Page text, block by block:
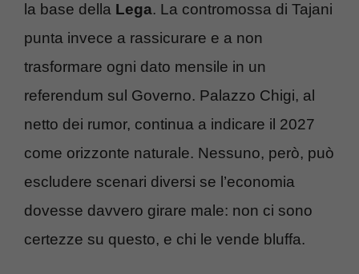
la base della Lega. La contromossa di Tajani
punta invece a rassicurare e a non
trasformare ogni dato mensile in un
referendum sul Governo. Palazzo Chigi, al
netto dei rumor, continua a indicare il 2027
come orizzonte naturale. Nessuno, però, può
escludere scenari diversi se l’economia
dovesse davvero girare male: non ci sono
certezze su questo, e chi le vende bluffa.